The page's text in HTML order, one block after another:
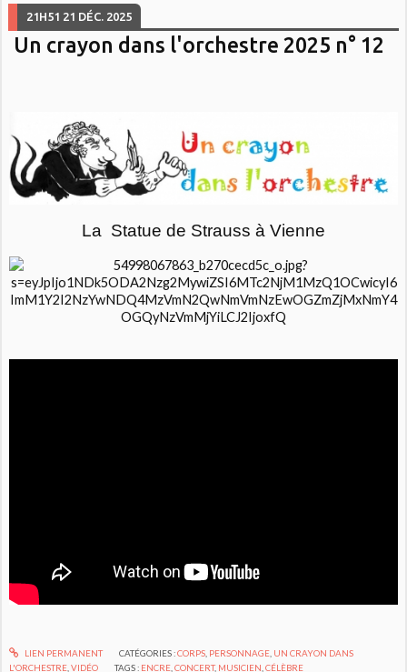
21H51 21 DÉC. 2025
Un crayon dans l'orchestre 2025 n° 12
La Statue de Strauss à Vienne
LIEN PERMANENT CATÉGORIES :CORPS, PERSONNAGE, UN CRAYON DANS
L'ORCHESTRE ,VIDÉO TAGS : ENCRE ,CONCERT, MUSICIEN ,CÉLÈBRE